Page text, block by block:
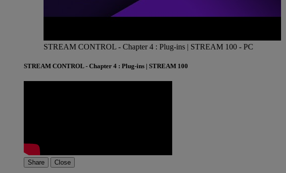
STREAM CONTROL - Chapter 4 : Plug-ins | STREAM 100 - PC
STREAM CONTROL - Chapter 4 : Plug-ins | STREAM 100
Share Close